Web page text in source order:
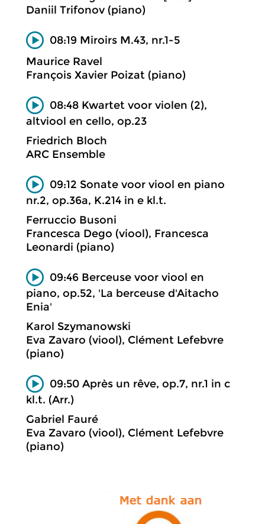
Daniil Trifonov (piano)
08:19 Miroirs M.43, nr.1-5
Maurice Ravel
François Xavier Poizat (piano)
08:48 Kwartet voor violen (2),
altviool en cello, op.23
Friedrich Bloch
ARC Ensemble
09:12 Sonate voor viool en piano
nr.2, op.36a, K.214 in e kl.t.
Ferruccio Busoni
Francesca Dego (viool), Francesca
Leonardi (piano)
09:46 Berceuse voor viool en
piano, op.52, 'La berceuse d'Aitacho
Enia'
Karol Szymanowski
Eva Zavaro (viool), Clément Lefebvre
(piano)
09:50 Après un rêve, op.7, nr.1 in c
kl.t. (Arr.)
Gabriel Fauré
Eva Zavaro (viool), Clément Lefebvre
(piano)